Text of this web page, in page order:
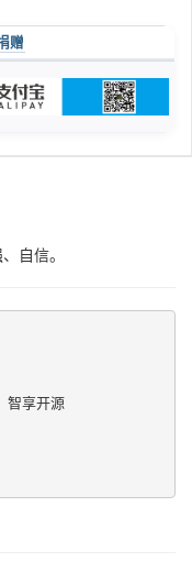
赠
自信。
智享开源